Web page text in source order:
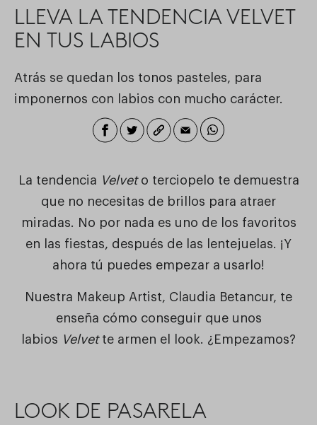
LLEVA LA TENDENCIA VELVET
EN TUS LABIOS
Atrás se quedan los tonos pasteles, para
imponernos con labios con mucho carácter.
La tendencia Velveto terciopelo te demuestra
que no necesitas de brillos para atraer
miradas. No por nada es uno de los favoritos
en las fiestas, después de las lentejuelas. ¡Y
ahora tú puedes empezar a usarlo!
Nuestra Makeup Artist, Claudia Betancur, te
enseña cómo conseguir que unos
labios Velvet te armen el look. ¿Empezamos?
LOOK DE PASARELA